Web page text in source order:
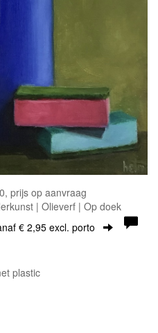
prijs op aanvraag
| Olieverf | Op doek
€ 2,95 excl. porto
plastic